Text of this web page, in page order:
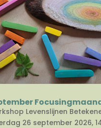
Levenslijnen
26 september 2026,